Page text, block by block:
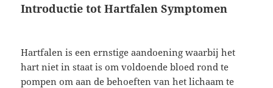
Introductie tot Hartfalen Symptomen
Hartfalen is een ernstige aandoening waarbij het
hart niet in staat is om voldoende bloed rond te
pompen om aan de behoeften van het lichaam te